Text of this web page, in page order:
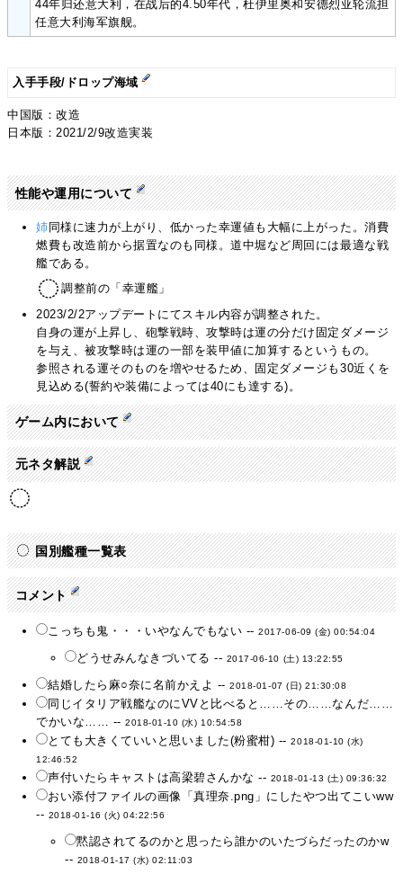
44年归还意大利，在战后的4.50年代，杜伊里奥和安德烈亚轮流担
任意大利海军旗舰。
入手手段/ドロップ海域
中国版：改造
日本版：2021/2/9改造実装
性能や運用について
姉 同様に速力が上がり、低かった幸運値も大幅に上がった。消費
燃費も改造前から据置なのも同様。道中堀など周回には最適な戦
艦である。
調整前の「幸運艦」
2023/2/2アップデートにてスキル内容が調整された。
自身の運が上昇し、砲撃戦時、攻撃時は運の分だけ固定ダメージ
を与え、被攻撃時は運の一部を装甲値に加算するというもの。
参照される運そのものを増やせるため、固定ダメージも30近くを
見込める(誓約や装備によっては40にも達する)。
ゲーム内において
元ネタ解説
国別艦種一覧表
コメント
こっちも鬼・・・いやなんでもない --2017-06-09 (金) 00:54:04
どうせみんなきづいてる -- 2017-06-10 (土) 13:22:55
結婚したら麻○奈に名前かえよ --2018-01-07 (日) 21:30:08
同じイタリア戦艦なのにVVと比べると……その……なんだ……
でかいな…… --2018-01-10 (水) 10:54:58
とても大きくていいと思いました(粉蜜柑) --2018-01-10 (水)
12:46:52
声付いたらキャストは高梁碧さんかな -- 2018-01-13 (土) 09:36:32
おい添付ファイルの画像「真理奈.png」にしたやつ出てこいww
-- 2018-01-16 (火) 04:22:56
黙認されてるのかと思ったら誰かのいたづらだったのかw
-- 2018-01-17 (水) 02:11:03